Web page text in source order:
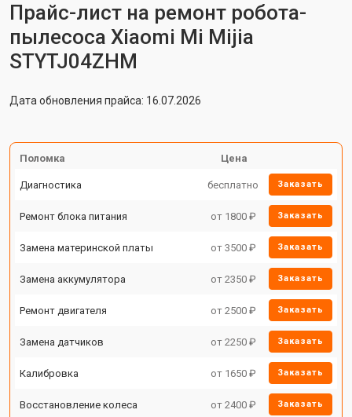
Прайс-лист на ремонт робота-
пылесоса Xiaomi Mi Mijia
STYTJ04ZHM
Дата обновления прайса: 16.07.2026
Поломка Цена
Диагностика бесплатно Заказать
Ремонт блока питания от 1800 ₽ Заказать
Замена материнской платы от 3500 ₽ Заказать
Замена аккумулятора от 2350 ₽ Заказать
Ремонт двигателя от 2500 ₽ Заказать
Замена датчиков от 2250 ₽ Заказать
Калибровка от 1650 ₽ Заказать
Восстановление колеса от 2400 ₽ Заказать